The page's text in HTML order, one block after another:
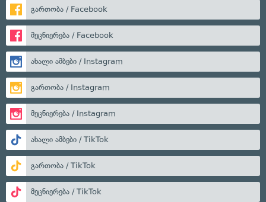
გართობა / Facebook
მეცნიერება / Facebook
ახალი ამბები / Instagram
გართობა / Instagram
მეცნიერება / Instagram
ახალი ამბები / TikTok
გართობა / TikTok
მეცნიერება / TikTok